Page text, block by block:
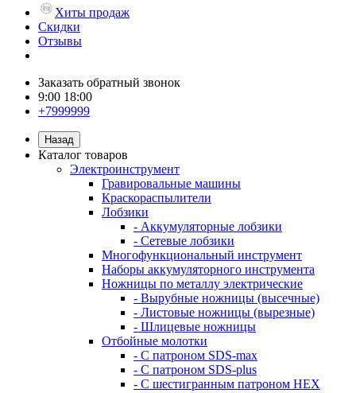
Хиты продаж
Скидки
Отзывы
Заказать обратный звонок
9:00 18:00
+7999999
Назад
Каталог товаров
Электроинструмент
Гравировальные машины
Краскораспылители
Лобзики
- Аккумуляторные лобзики
- Сетевые лобзики
Многофункциональный инструмент
Наборы аккумуляторного инструмента
Ножницы по металлу электрические
- Вырубные ножницы (высечные)
- Листовые ножницы (вырезные)
- Шлицевые ножницы
Отбойные молотки
- С патроном SDS-max
- С патроном SDS-plus
- С шестигранным патроном HEX